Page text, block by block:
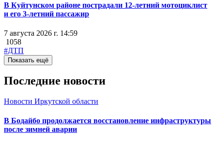
В Куйтунском районе пострадали 12-летний мотоциклист
и его 3-летний пассажир
7 августа 2026 г. 14:59
1058
#ДТП
Показать ещё
Последние новости
Новости Иркутской области
В Бодайбо продолжается восстановление инфраструктуры
после зимней аварии